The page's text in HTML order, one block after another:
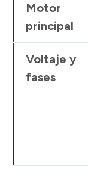
Motor
principal
Voltaje y
fases